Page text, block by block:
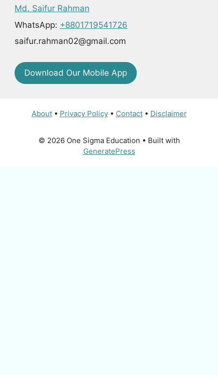
Md. Saifur Rahman
WhatsApp: +8801719541726
saifur.rahman02@gmail.com
Download Our Mobile App
About• Privacy Policy• Contact• Disclaimer
© 2026 One Sigma Education • Built with
GeneratePress